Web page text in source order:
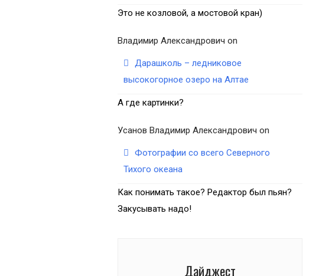
Это не козловой, а мостовой кран)
Владимир Александрович on
Дарашколь – ледниковое
высокогорное озеро на Алтае
А где картинки?
Усанов Владимир Александрович on
Фотографии со всего Северного
Тихого океана
Как понимать такое? Редактор был пьян?
Закусывать надо!
Дайджест